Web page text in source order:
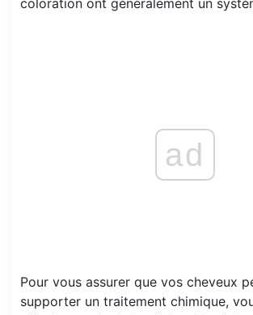
coloration ont généralement un
ad
Pour vous assurer que vos cheveux
supporter un traitement chimique,